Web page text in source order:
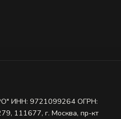
ИНН: 9721099264 ОГРН:
111677, г. Москва, пр-кт